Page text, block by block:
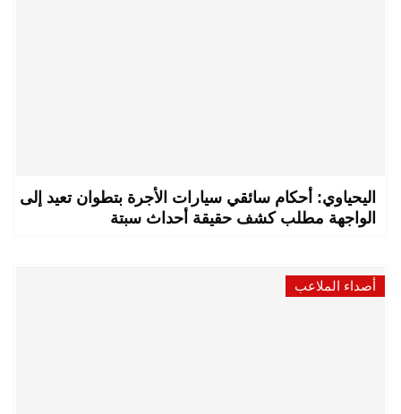
اليحياوي: أحكام سائقي سيارات الأجرة بتطوان تعيد إلى
الواجهة مطلب كشف حقيقة أحداث سبتة
أصداء الملاعب